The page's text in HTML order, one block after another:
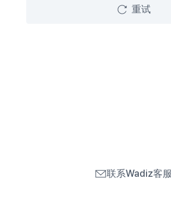
重试
联系Wadiz客服